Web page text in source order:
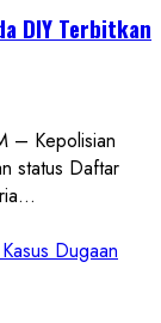
DIY Terbitkan
– Kepolisian
status Daftar
Dugaan